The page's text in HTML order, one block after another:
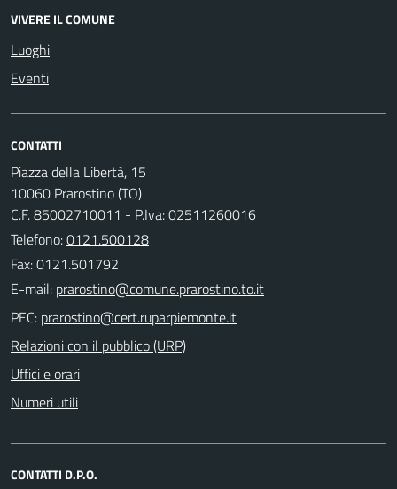
VIVERE IL COMUNE
Luoghi
Eventi
CONTATTI
Piazza della Libertà, 15
10060 Prarostino (TO)
C.F. 85002710011 - P.Iva: 02511260016
Telefono:0121.500128
Fax: 0121.501792
E-mail:
PEC:
Relazioni con il pubblico (URP)
Uffici e orari
Numeri utili
CONTATTI D.P.O.